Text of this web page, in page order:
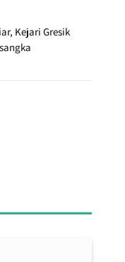
Kejari Gresik